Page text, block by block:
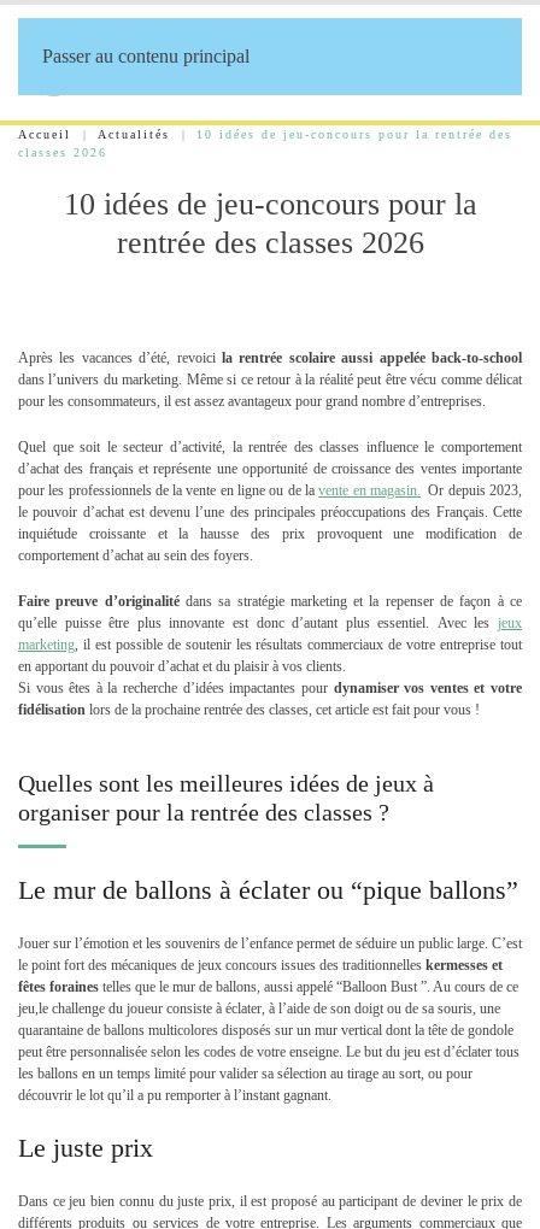
Passer au contenu principal
Accueil Actualités
10 idées de jeu-concours pour la rentrée des
classes 2026
10 idées de jeu-concours pour la
rentrée des classes 2026
Après les vacances d’été, revoici la rentrée scolaire aussi appelée back-to-school
dans l’univers du marketing. Même si ce retour à la réalité peut être vécu comme délicat
pour les consommateurs, il est assez avantageux pour grand nombre d’entreprises.
Quel que soit le secteur d’activité, la rentrée des classes influence le comportement
d’achat des français et représente une opportunité de croissance des ventes importante
pour les professionnels de la vente en ligne ou de lavente en magasin. Or depuis 2023,
le pouvoir d’achat est devenu l’une des principales préoccupations des Français. Cette
inquiétude croissante et la hausse des prix provoquent une modification de
comportement d’achat au sein des foyers.
Faire preuve d’originalité dans sa stratégie marketing et la repenser de façon à ce
qu’elle puisse être plus innovante est donc d’autant plus essentiel. Avec les jeux
marketing, il est possible de soutenir les résultats commerciaux de votre entreprise tout
en apportant du pouvoir d’achat et du plaisir à vos clients.
Si vous êtes à la recherche d’idées impactantes pour dynamiser vos ventes et votre
fidélisation lors de la prochaine rentrée des classes, cet article est fait pour vous !
Quelles sont les meilleures idées de jeux à
organiser pour la rentrée des classes ?
Le mur de ballons à éclater ou “pique ballons”
Jouer sur l’émotion et les souvenirs de l’enfance permet de séduire un public large. C’est
le point fort des mécaniques de jeux concours issues des traditionnelles kermesses et
fêtes foraines telles que le mur de ballons, aussi appelé “Balloon Bust ”. Au cours de ce
jeu,le challenge du joueur consiste à éclater, à l’aide de son doigt ou de sa souris, une
quarantaine de ballons multicolores disposés sur un mur vertical dont la tête de gondole
peut être personnalisée selon les codes de votre enseigne. Le but du jeu est d’éclater tous
les ballons en un temps limité pour valider sa sélection au tirage au sort, ou pour
découvrir le lot qu’il a pu remporter à l’instant gagnant.
Le juste prix
Dans ce jeu bien connu du juste prix, il est proposé au participant de deviner le prix de
différents produits ou services de votre entreprise. Les arguments commerciaux que